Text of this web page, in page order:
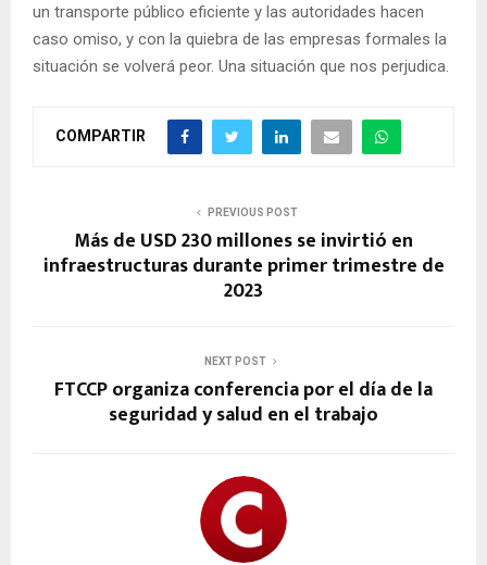
un transporte público eficiente y las autoridades hacen
caso omiso, y con la quiebra de las empresas formales la
situación se volverá peor. Una situación que nos perjudica.
COMPARTIR
PREVIOUS POST
Más de USD 230 millones se invirtió en
infraestructuras durante primer trimestre de
2023
NEXT POST
FTCCP organiza conferencia por el día de la
seguridad y salud en el trabajo